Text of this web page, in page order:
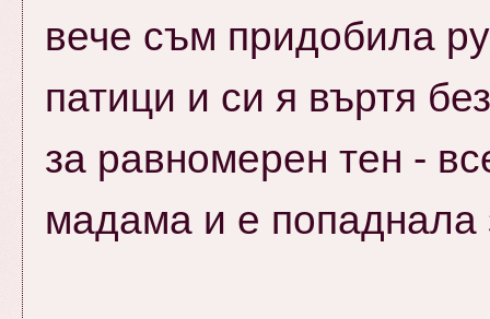
вече съм придобила
патици и си я въртя
за равномерен тен -
мадама и е